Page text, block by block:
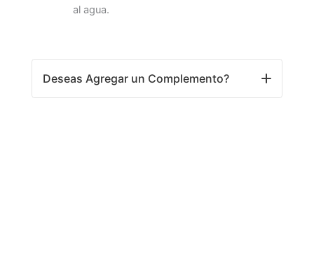
al agua.
Deseas Agregar un Complemento?